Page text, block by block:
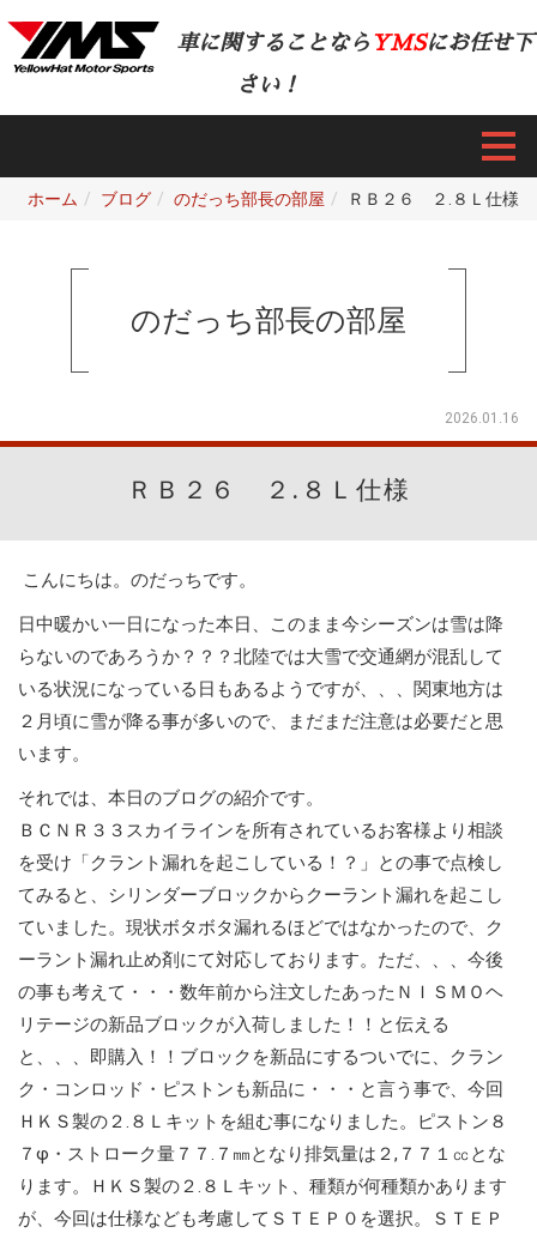
車に関することなら YMSにお任せ下
さい！
ホーム ブログ のだっち部長の部屋 ＲＢ２６ ２.８Ｌ仕様
のだっち部長の部屋
2026.01.16
ＲＢ２６ ２.８Ｌ仕様
こんにちは。のだっちです。
日中暖かい一日になった本日、このまま今シーズンは雪は降
らないのであろうか？？？北陸では大雪で交通網が混乱して
いる状況になっている日もあるようですが、、、関東地方は
２月頃に雪が降る事が多いので、まだまだ注意は必要だと思
います。
それでは、本日のブログの紹介です。
ＢＣＮＲ３３スカイラインを所有されているお客様より相談
を受け「クラント漏れを起こしている！？」との事で点検し
てみると、シリンダーブロックからクーラント漏れを起こし
ていました。現状ボタボタ漏れるほどではなかったので、ク
ーラント漏れ止め剤にて対応しております。ただ、、、今後
の事も考えて・・・数年前から注文したあったＮＩＳＭＯヘ
リテージの新品ブロックが入荷しました！！と伝える
と、、、即購入！！ブロックを新品にするついでに、クラン
ク・コンロッド・ピストンも新品に・・・と言う事で、今回
ＨＫＳ製の２.８Ｌキットを組む事になりました。ピストン８
７φ・ストローク量７７.７㎜となり排気量は２,７７１㏄とな
ります。ＨＫＳ製の２.８Ｌキット、種類が何種類かあります
が、今回は仕様なども考慮してＳＴＥＰ０を選択。ＳＴＥＰ